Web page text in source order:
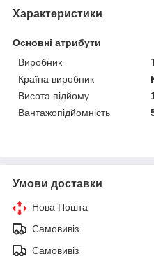
Характеристики
Основні атрибути
Виробник
Країна виробник
Висота підйому
Вантажопідйомність
Умови доставки
Нова Пошта
Самовивіз
Самовивіз